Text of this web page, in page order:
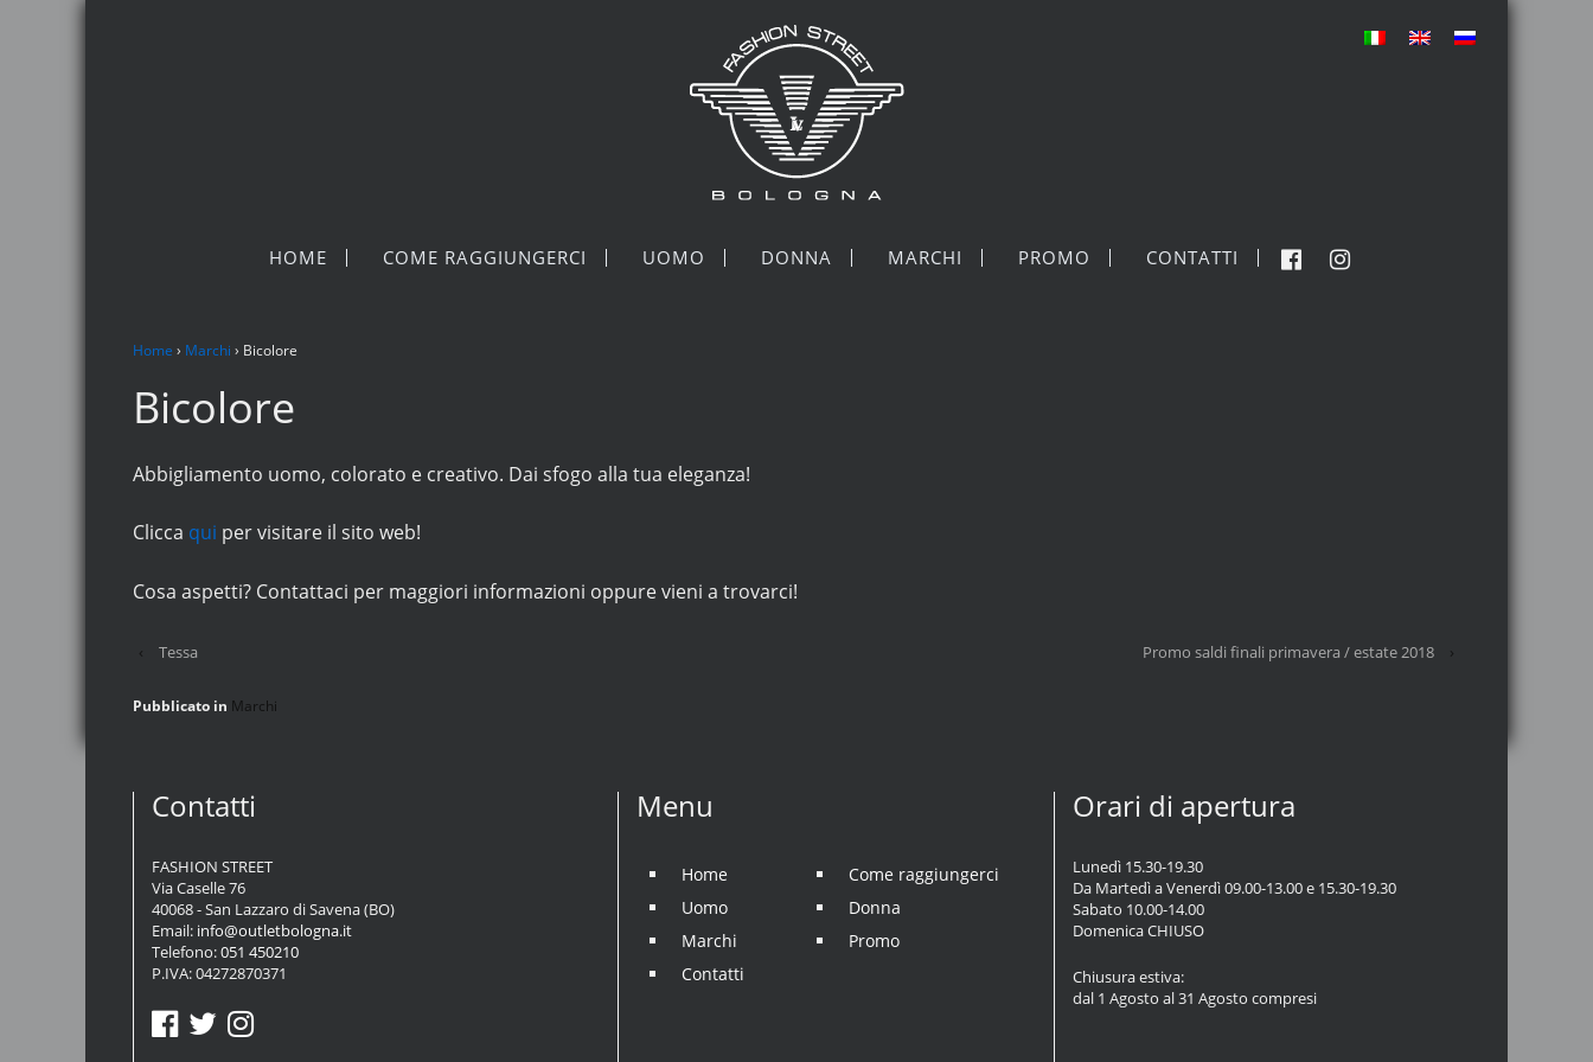
HOME COME RAGGIUNGERCI UOMO DONNA MARCHI PROMO CONTATTI
Home › Marchi › Bicolore
Bicolore
Abbigliamento uomo, colorato e creativo. Dai sfogo alla tua eleganza!
Clicca qui per visitare il sito web!
Cosa aspetti? Contattaci per maggiori informazioni oppure vieni a trovarci!
‹ Tessa Promo saldi finali primavera / estate 2018 ›
Pubblicato in Marchi
Contatti
FASHION STREET
Via Caselle 76
40068 - San Lazzaro di Savena (BO)
Email: info@outletbologna.it
Telefono:051 450210
P.IVA: 04272870371
Menu
Home
Come raggiungerci
Uomo
Donna
Marchi
Promo
Contatti
Orari di apertura
Lunedì 15.30-19.30
Da Martedì a Venerdì 09.00-13.00 e 15.30-19.30
Sabato 10.00-14.00
Domenica CHIUSO
Chiusura estiva:
dal 1 Agosto al 31 Agosto compresi